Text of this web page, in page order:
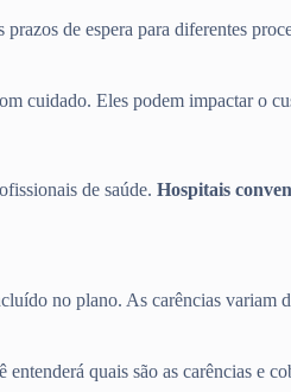
de espera para diferentes
cuidado. Eles podem impactar o
de saúde. Hospitais
no plano. As carências
quais são as carências e